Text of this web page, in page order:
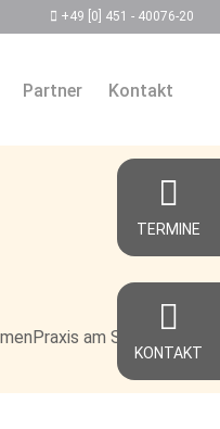
+49 [0] 451 - 40076-20
Partner Kontakt
TERMINE
KONTAKT